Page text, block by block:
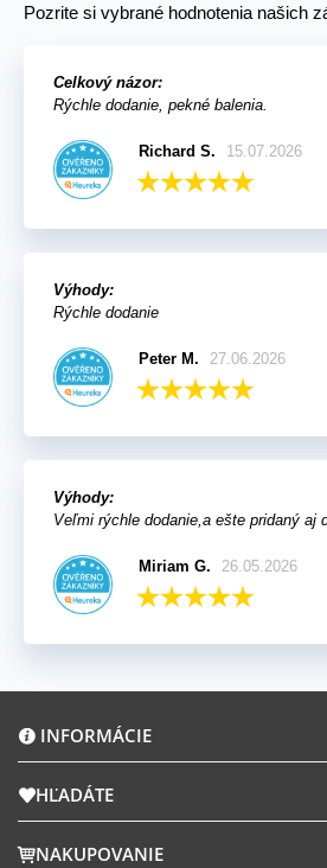
Pozrite si vybrané hodnotenia našich
Celkový názor:
Rýchle dodanie, pekné balenia.
Richard S. 15.07.2026
Výhody:
Rýchle dodanie
Peter M. 27.06.2026
Výhody:
Veľmi rýchle dodanie,a ešte pridaný aj
Miriam G. 26.05.2026
INFORMÁCIE
HĽADÁTE
NAKUPOVANIE